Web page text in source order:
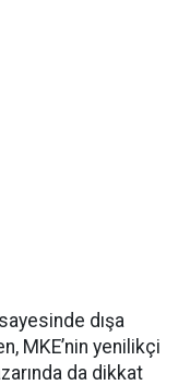
dışa
MKE’nin yenilikçi
da dikkat